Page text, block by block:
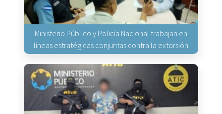
Ministerio Público y Policía Nacional trabajan en
líneas estratégicas conjuntas contra la extorsión